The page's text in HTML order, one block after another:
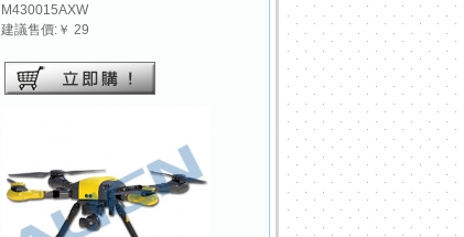
M430015AXW
建議售價:￥ 29